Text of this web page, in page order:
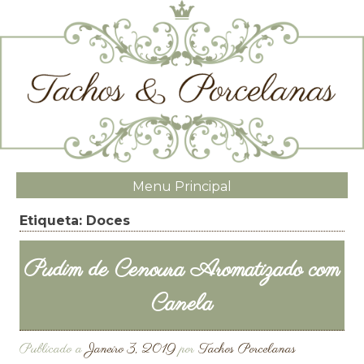
Menu Principal
Etiqueta: Doces
Pudim de Cenoura Aromatizado com
Canela
Publicado aJaneiro 3, 2019por Tachos Porcelanas